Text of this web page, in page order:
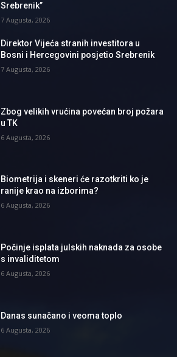
Srebrenik”
7 Augusta, 2026
Direktor Vijeća stranih investitora u
Bosni i Hercegovini posjetio Srebrenik
7 Augusta, 2026
Zbog velikih vrućina povećan broj požara
u TK
6 Augusta, 2026
Biometrija i skeneri će razotkriti ko je
ranije krao na izborima?
6 Augusta, 2026
Počinje isplata julskih naknada za osobe
s invaliditetom
6 Augusta, 2026
Danas sunačano i veoma toplo
6 Augusta, 2026